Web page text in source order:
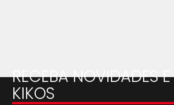
RECEBA NOVIDADES
KIKOS